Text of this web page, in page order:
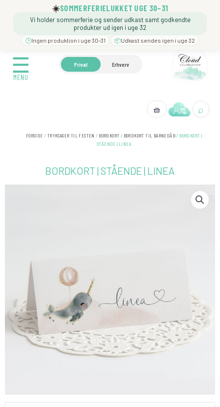
☀️SOMMERFERIELUKKET UGE 30–31
Vi holder sommerferie og sender udkast samt godkendte
produkter ud igen i uge 32
🕒Ingen produktion i uge 30–31 📦Udkast sendes igen i uge 32
☰
MENU
Privat Erhverv
🧺 ⌕
☰
MENU
🍼 BARNEDÅB ❓️ BESØG
FORSIDE / TRYKSAGER TIL FESTEN / BORDKORT / BORDKORT TIL BARNEDÅB/ BORDKORT |
STÅENDE | LINEA
BORDKORT | STÅENDE | LINEA